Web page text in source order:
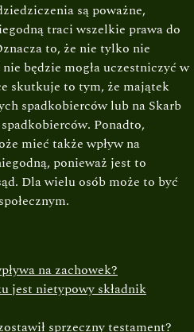
są poważne,
traci wszelkie prawa do
to, że nie tylko nie
będzie mogła uczestniczyć w
skutkuje to tym, że majątek
spadkobierców lub na Skarb
Ponadto,
mieć także wpływ na
ponieważ jest to
Dla wielu osób może to być
na zachowek?
jest nietypowy składnik
sprzeczny testament?